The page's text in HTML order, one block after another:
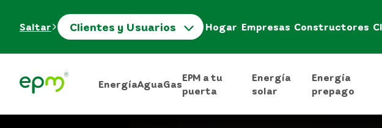
Saltar Clientes y Usuarios Hogar Empresas Constructores
EnergíaAguaGas
EPM a tu
puerta
Energía
solar
Energía
prepago